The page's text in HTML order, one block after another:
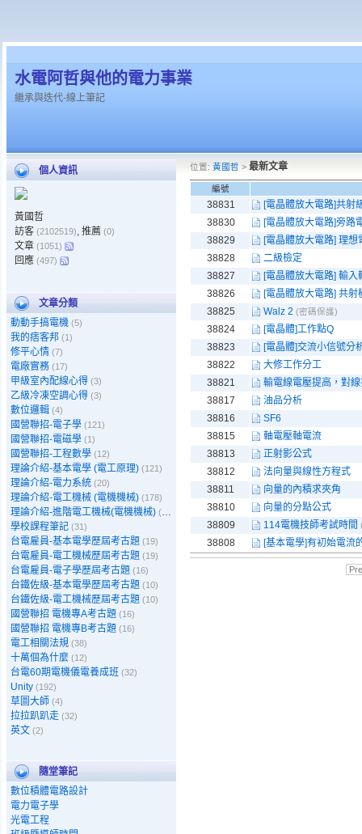
水電阿哲與他的電力事業
繼承與迭代-線上筆記
個人資訊
黃國哲
訪客 (2102519), 推薦 (0)
文章 (1051)
回應 (497)
文章分類
動動手搞電機 (5)
我的痞客邦 (1)
修平心情 (7)
電廠實務 (17)
甲級室內配線心得 (3)
乙級冷凍空調心得 (3)
數位邏輯 (4)
國營聯招-電子學 (121)
國營聯招-電磁學 (1)
國營聯招-工程數學 (12)
理論介紹-基本電學 (電工原理) (121)
理論介紹-電力系統 (20)
理論介紹-電工機械 (電機機械) (178)
理論介紹-進階電工機械(電機機械) (39)
學校課程筆記 (31)
台電雇員-基本電學歷屆考古題 (19)
台電雇員-電工機械歷屆考古題 (19)
台電雇員-電子學歷屆考古題 (16)
台鐵佐級-基本電學歷屆考古題 (10)
台鐵佐級-電工機械歷屆考古題 (10)
國營聯招 電機專A考古題 (16)
國營聯招 電機專B考古題 (16)
電工相關法規 (38)
十萬個為什麼 (12)
台電60期電機儀電養成班 (32)
Unity (192)
草圖大師 (4)
拉拉趴趴走 (32)
英文 (2)
隨堂筆記
數位積體電路設計
電力電子學
光電工程
位置: 黃國哲 > 最新文章
編號
38831
[電晶體放大電路]共射
38830
[電晶體放大電路]旁路
38829
[電晶體放大電路] 理
38828
二級檢定
38827
[電晶體放大電路] 輸入
38826
[電晶體放大電路] 共射
38825
Walz 2 (密碼保護)
38824
[電晶體]工作點Q
38823
[電晶體]交流小信號分
38822
大修工作分工
38821
輸電線電壓提高，對
38817
油品分析
38816
SF6
38815
軸電壓軸電流
38813
正射影公式
38812
法向量與線性方程式
38811
向量的內積求夾角
38810
向量的分點公式
38809
114電機技師考試時間
38808 [基本電學]有初始電流